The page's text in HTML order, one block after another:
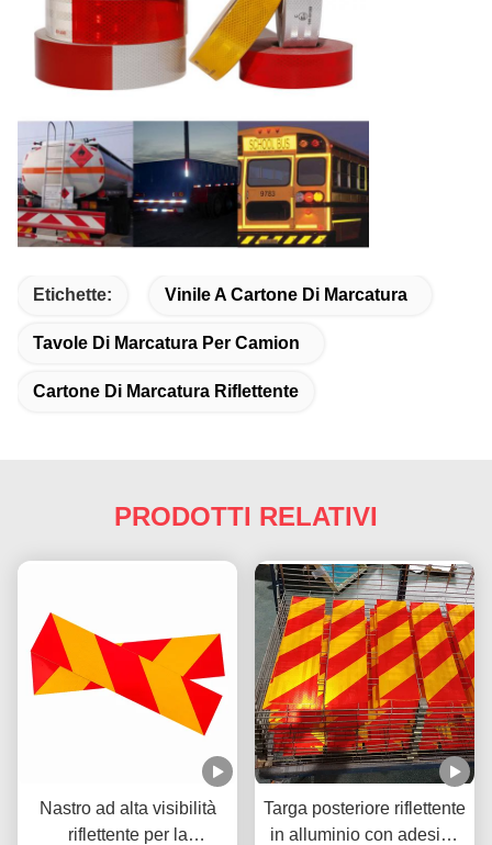
Etichette: Vinile A Cartone Di Marcatura
Tavole Di Marcatura Per Camion
Cartone Di Marcatura Riflettente
PRODOTTI RELATIVI
Nastro ad alta visibilità
riflettente per la
Targa posteriore riflettente
in alluminio con adesivo